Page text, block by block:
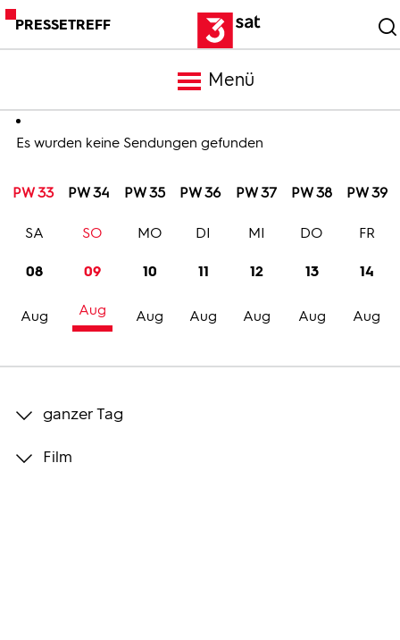
PRESSETREFF
Menü
Meldungen
Programm
Trailer
Bilder
Es wurden keine Sendungen gefunden
PW 33 PW 34 PW 35 PW 36 PW 37 PW 38 PW 39
08
Aug
SA
09
Aug
SO
10
Aug
MO
11
Aug
DI
12
Aug
MI
13
Aug
DO
14
Aug
FR
ganzer Tag
Film